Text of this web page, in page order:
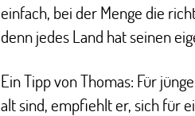
einfach, bei der Menge die
denn jedes Land hat seinen
Ein Tipp von Thomas: Für
alt sind, empfiehlt er, sich für